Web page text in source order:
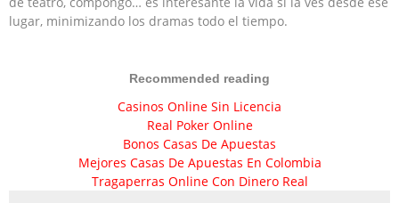
lugar, minimizando los dramas todo el tiempo.
Recommended reading
Casinos Online Sin Licencia
Real Poker Online
Bonos Casas De Apuestas
Mejores Casas De Apuestas En Colombia
Tragaperras Online Con Dinero Real